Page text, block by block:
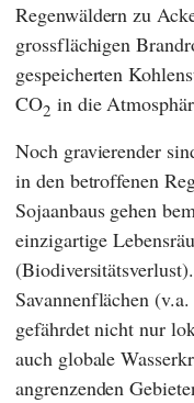
Regenwäldern zu
grossflächigen
gespeicherten
CO2 in die
Noch gravierender
in den betroffenen
Sojaanbaus gehen
einzigartige
(Biodiversitätsverlust).
Savannenflächen
gefährdet nicht nur
auch globale
angrenzenden